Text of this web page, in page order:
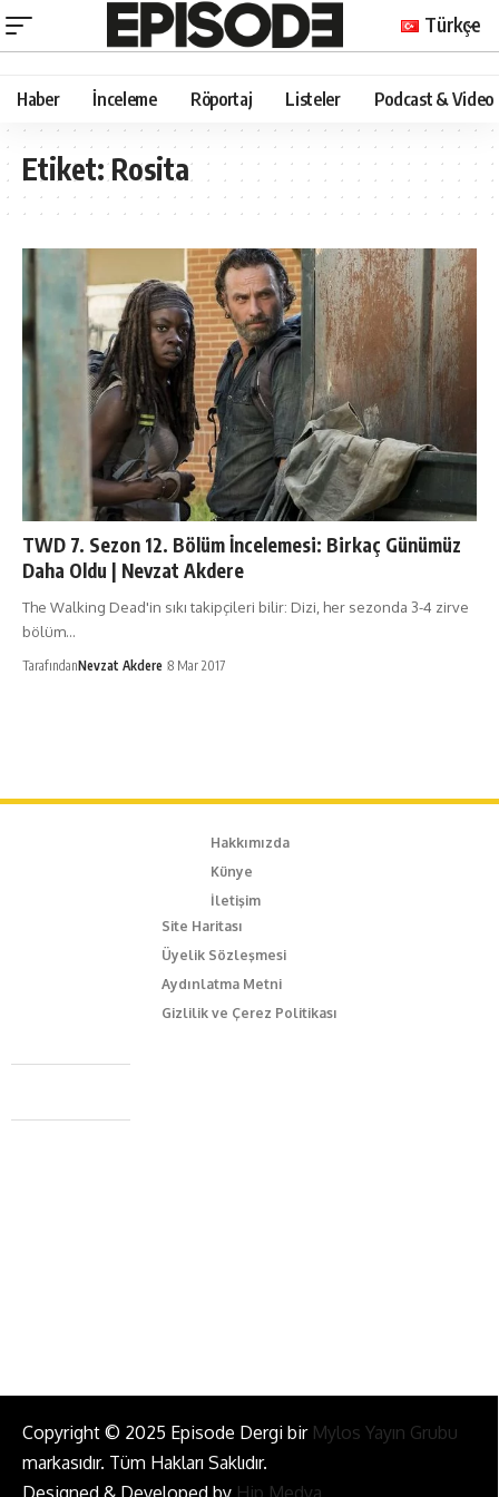
Türkçe
Haber İnceleme Röportaj Listeler Podcast & Video
Etiket:Rosita
TWD 7. Sezon 12. Bölüm İncelemesi: Birkaç Günümüz
Daha Oldu | Nevzat Akdere
The Walking Dead'in sıkı takipçileri bilir: Dizi, her sezonda 3-4 zirve
bölüm…
TarafındanNevzat Akdere 8 Mar 2017
Hakkımızda
Künye
İletişim
Site Haritası
Üyelik Sözleşmesi
Aydınlatma Metni
Gizlilik ve Çerez Politikası
Caferağa Mah. Dr. Şakir Paşa Sok. No3/A Kadıköy İstanbul
+90 543 345 46 00
Copyright © 2025 Episode Dergi bir Mylos Yayın Grubu
markasıdır. Tüm Hakları Saklıdır.
Designed & Developed by Hip Medya